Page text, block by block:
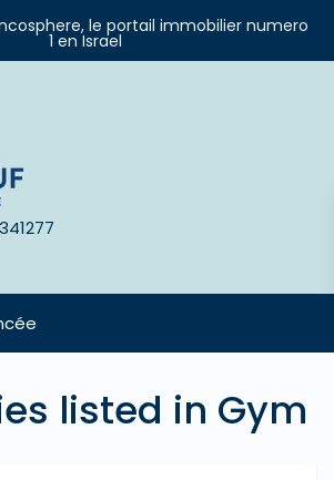
le portail immobilier numero
1 en Israel
listed in Gym